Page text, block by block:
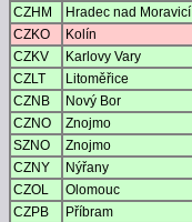
CZHM
Hradec nad Moravicí
CZKO
Kolín
CZKV
Karlovy Vary
CZLT
Litoměřice
CZNB
Nový Bor
CZNO
Znojmo
SZNO
Znojmo
CZNY
Nýřany
CZOL
Olomouc
CZPB
Příbram